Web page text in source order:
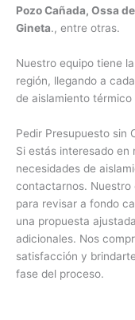
Pozo Cañada, Ossa
Gineta., entre otras.
Nuestro equipo tiene
región, llegando a
de aislamiento
Pedir Presupuesto sin
Si estás interesado
necesidades de
contactarnos.
para revisar a fondo
una propuesta
adicionales. Nos
satisfacción y
fase del proceso.